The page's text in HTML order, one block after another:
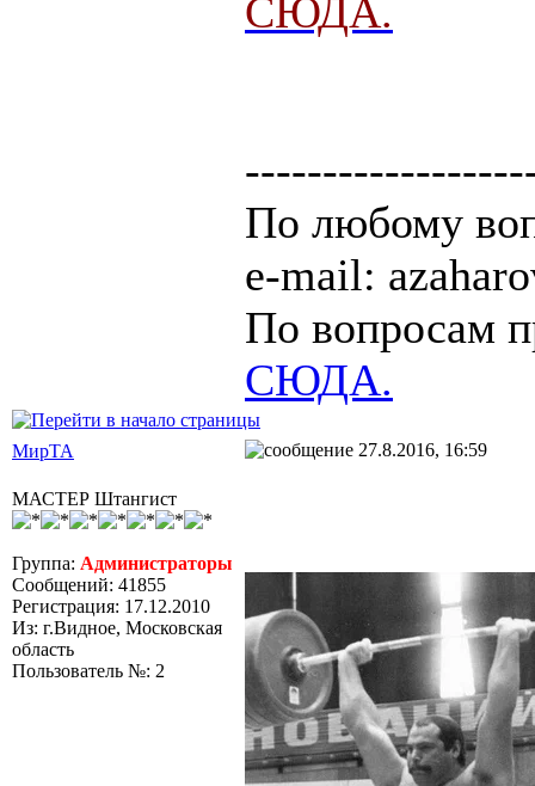
СЮДА.
По любому
e-mail:
По вопросам
СЮДА.
МирТА 27.8.2016, 16:59
МАСТЕР Штангист
Группа: Администраторы
Сообщений: 41855
Регистрация: 17.12.2010
Из: г.Видное, Московская
область
Пользователь №: 2